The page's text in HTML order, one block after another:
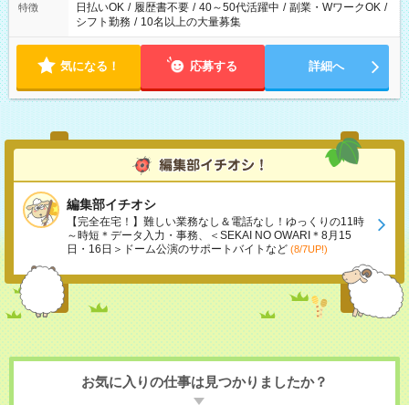
特徴 日払いOK / 履歴書不要 / 40～50代活躍中 / 副業・WワークOK /
シフト勤務 / 10名以上の大量募集
気になる！ 応募する 詳細へ
編集部イチオシ
【完全在宅！】難しい業務なし＆電話なし！ゆっくりの11時
～時短＊データ入力・事務、＜SEKAI NO OWARI＊8月15
日・16日＞ドーム公演のサポートバイトなど (8/7UP!)
お気に入りの仕事は見つかりましたか？